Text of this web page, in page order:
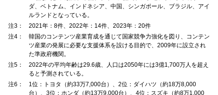
ダ、ベトナム、インドネシア、中国、シンガポール、ブラジル、アイ
ルランドとなっている。
注3：
2021年：8件、2022年：14件、2023年：20件
注4：
韓国のコンテンツ産業育成を通じて国家競争力強化を図り、コンテン
ツ産業の発展に必要な支援体系を設ける目的で、2009年に設立され
た準政府機関。
注5：
2022年の平均年齢は29.6歳、人口は2050年には3億1,700万人を超え
ると予測されている。
注6：
1位：トヨタ（約33万7,000台）、2位：ダイハツ（約18万8,000
台）、3位：ホンダ（約13万9,000台）、4位：スズキ（約8万1,000